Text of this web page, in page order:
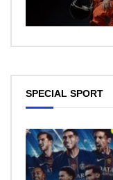
SPECIAL SPORT